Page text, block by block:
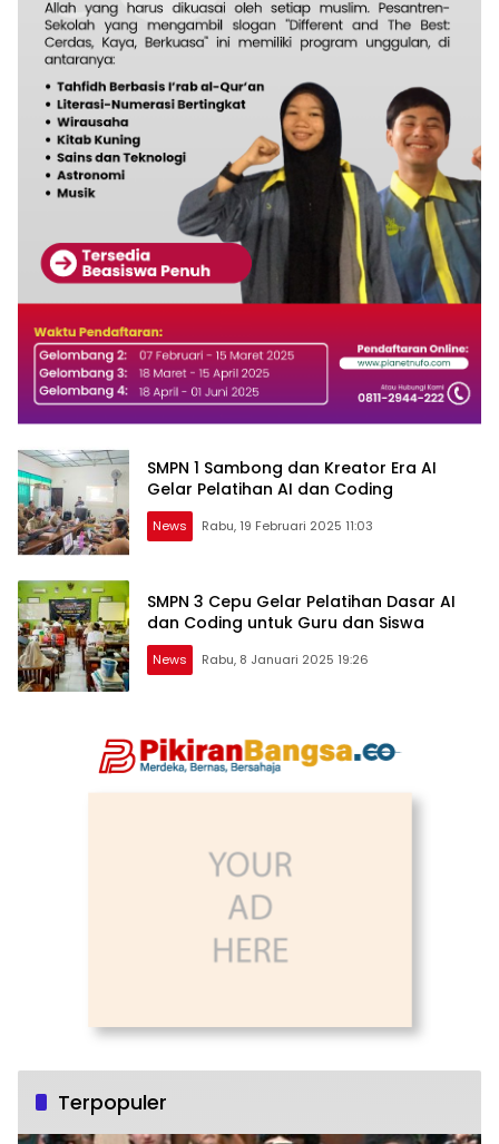
SMPN 1 Sambong dan Kreator Era AI
Gelar Pelatihan AI dan Coding
News Rabu, 19 Februari 2025 11:03
SMPN 3 Cepu Gelar Pelatihan Dasar AI
dan Coding untuk Guru dan Siswa
News Rabu, 8 Januari 2025 19:26
Terpopuler